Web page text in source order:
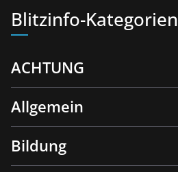
Blitzinfo-Kategorien
ACHTUNG
Allgemein
Bildung